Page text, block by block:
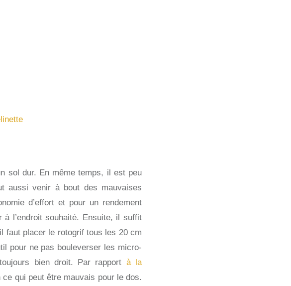
sol dur. En même temps, il est peu
aussi venir à bout des mauvaises
d’effort et pour un rendement
l’endroit souhaité. Ensuite, il suffit
faut placer le rotogrif tous les 20 cm
pour ne pas bouleverser les micro-
bien droit. Par rapport à la
qui peut être mauvais pour le dos.